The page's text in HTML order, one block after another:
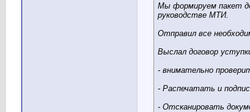
Мы формируем пакет
руководстве МТИ.
Отправил все
Выслал договор
- внимательно
- Распечатать и
- Отсканировать